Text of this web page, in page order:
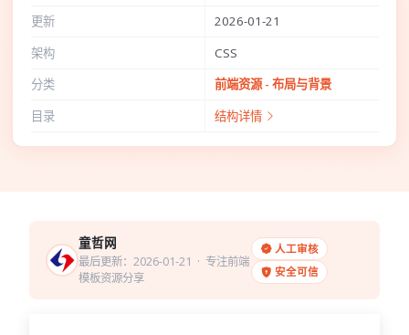
更新
2026-01-21
架构
CSS
分类
前端资源 - 布局与背景
目录
结构详情
童哲网
最后更新：2026-01-21 · 专注前端
模板资源分享
人工审核
安全可信